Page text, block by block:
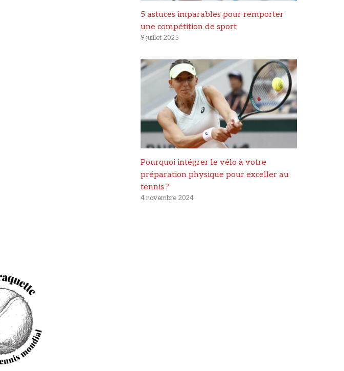
5 astuces imparables pour remporter
une compétition de sport
9 juillet 2025
Pourquoi intégrer le vélo à votre
préparation physique pour exceller au
tennis ?
4 novembre 2024